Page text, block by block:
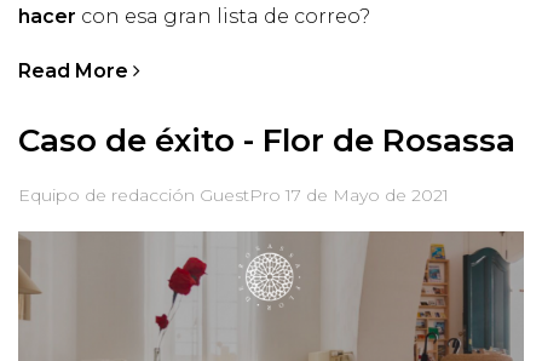
hacer con esa gran lista de correo?
Read More
Caso de éxito - Flor de Rosassa
Equipo de redacción GuestPro 17 de Mayo de 2021